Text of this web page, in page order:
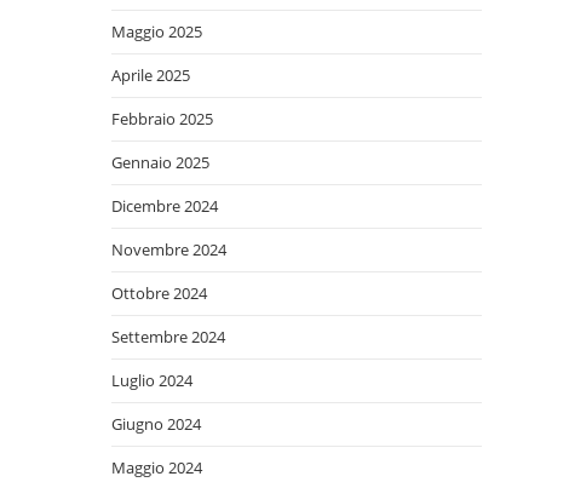
Maggio 2025
Aprile 2025
Febbraio 2025
Gennaio 2025
Dicembre 2024
Novembre 2024
Ottobre 2024
Settembre 2024
Luglio 2024
Giugno 2024
Maggio 2024